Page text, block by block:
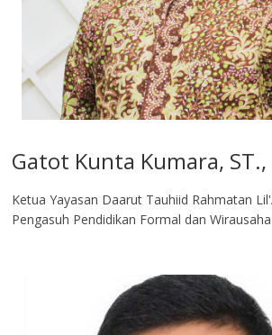
Gatot Kunta Kumara, ST.,
Ketua Yayasan Daarut Tauhiid Rahmatan
Pengasuh Pendidikan Formal dan Wirausaha